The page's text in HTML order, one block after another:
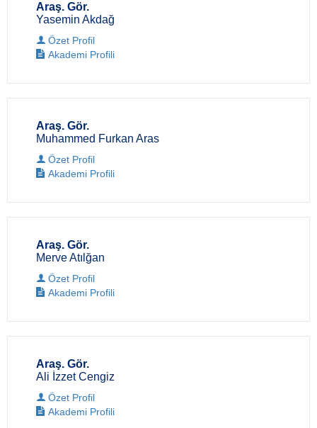
Araş. Gör.
Yasemin Akdağ
Özet Profil
Akademi Profili
Araş. Gör.
Muhammed Furkan Aras
Özet Profil
Akademi Profili
Araş. Gör.
Merve Atılğan
Özet Profil
Akademi Profili
Araş. Gör.
Ali İzzet Cengiz
Özet Profil
Akademi Profili